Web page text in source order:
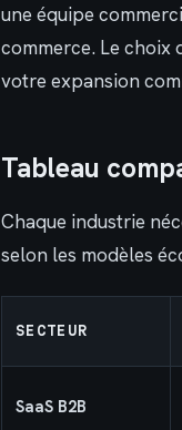
une équipe
commerce. Le choix
votre expansion
Tableau
Chaque industrie
selon les modèles
SECTEUR
SaaS B2B